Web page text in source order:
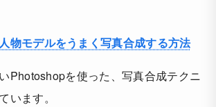
物モデルをうまく写真合成する方法
Photoshopを使った、写真合成テクニ
います。